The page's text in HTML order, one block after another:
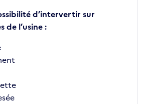
d’intervertir sur
l’usine :